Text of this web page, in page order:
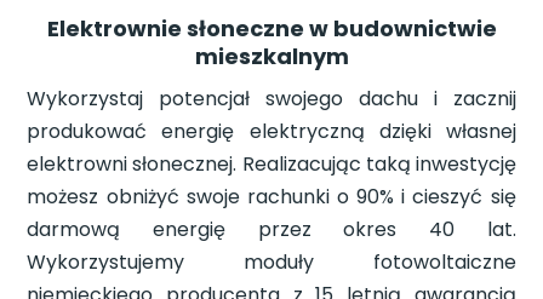
Elektrownie słoneczne w budownictwie
mieszkalnym
Wykorzystaj potencjał swojego dachu i zacznij
produkować energię elektryczną dzięki własnej
elektrowni słonecznej. Realizacując taką inwestycję
możesz obniżyć swoje rachunki o 90% i cieszyć się
darmową energię przez okres 40 lat.
Wykorzystujemy moduły fotowoltaiczne